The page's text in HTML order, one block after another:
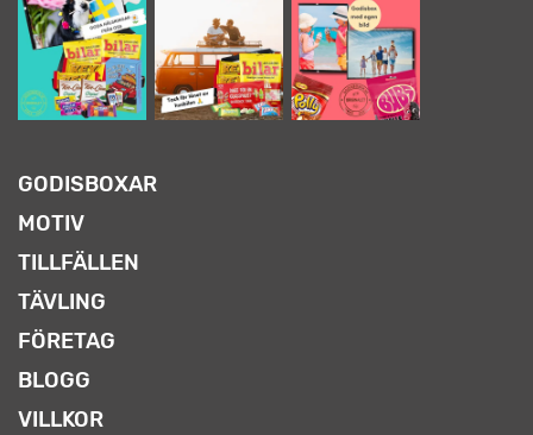
GODISBOXAR
MOTIV
TILLFÄLLEN
TÄVLING
FÖRETAG
BLOGG
VILLKOR